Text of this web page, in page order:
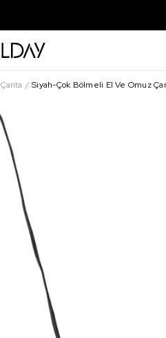
Çanta Siyah-Çok Bölmeli El Ve Omuz